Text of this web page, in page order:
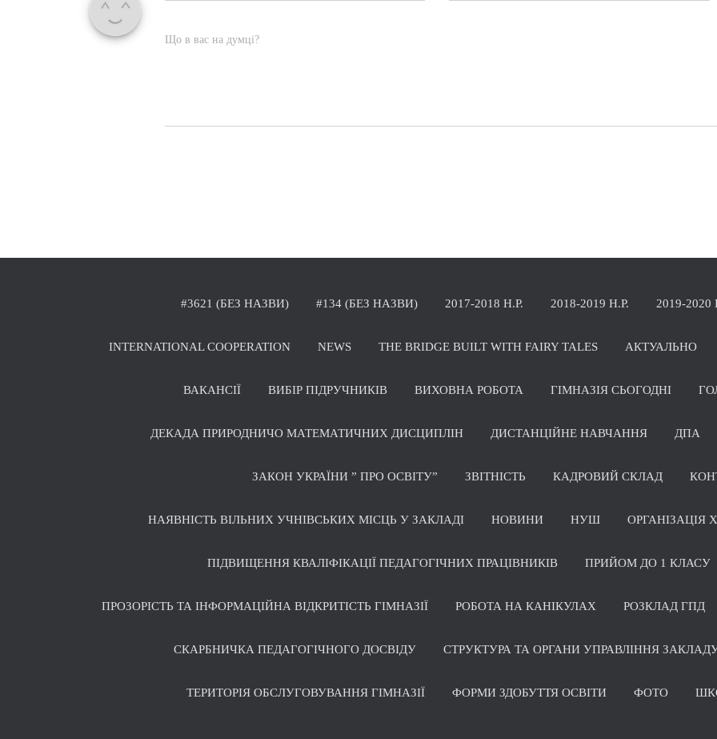
Що в вас на думці?
#3621 (БЕЗ НАЗВИ) #134 (БЕЗ НАЗВИ) 2017-2018 Н.Р. 2018-2019 Н.Р. 2019-2020
INTERNATIONAL COOPERATION NEWS THE BRIDGE BUILT WITH FAIRY TALES АКТУАЛЬНО
ВАКАНСІЇ ВИБІР ПІДРУЧНИКІВ ВИХОВНА РОБОТА ГІМНАЗІЯ СЬОГОДНІ
ДЕКАДА ПРИРОДНИЧО МАТЕМАТИЧНИХ ДИСЦИПЛІН ДИСТАНЦІЙНЕ НАВЧАННЯ ДПА
ЗАКОН УКРАЇНИ ” ПРО ОСВІТУ” ЗВІТНІСТЬ КАДРОВИЙ СКЛАД
НАЯВНІСТЬ ВІЛЬНИХ УЧНІВСЬКИХ МІСЦЬ У ЗАКЛАДІ НОВИНИ НУШ ОРГАНІЗАЦІЯ
ПІДВИЩЕННЯ КВАЛІФІКАЦІЇ ПЕДАГОГІЧНИХ ПРАЦІВНИКІВ ПРИЙОМ ДО 1 КЛАСУ
ПРОЗОРІСТЬ ТА ІНФОРМАЦІЙНА ВІДКРИТІСТЬ ГІМНАЗІЇ РОБОТА НА КАНІКУЛАХ РОЗКЛАД ГПД
СКАРБНИЧКА ПЕДАГОГІЧНОГО ДОСВІДУ СТРУКТУРА ТА ОРГАНИ УПРАВЛІННЯ
ТЕРИТОРІЯ ОБСЛУГОВУВАННЯ ГІМНАЗІЇ ФОРМИ ЗДОБУТТЯ ОСВІТИ ФОТО